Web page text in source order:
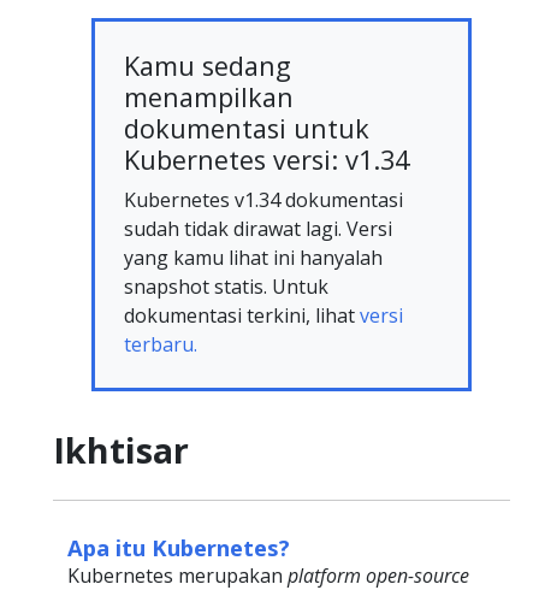
Kamu sedang
menampilkan
dokumentasi untuk
Kubernetes versi: v1.34
Kubernetes v1.34 dokumentasi
sudah tidak dirawat lagi. Versi
yang kamu lihat ini hanyalah
snapshot statis. Untuk
dokumentasi terkini, lihatversi
terbaru.
Ikhtisar
Apa itu Kubernetes?
Kubernetes merupakan platform open-source